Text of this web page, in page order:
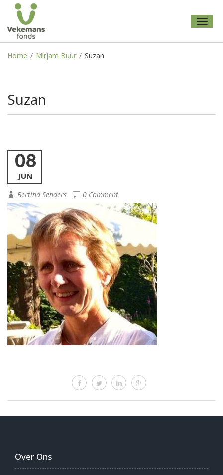
Home / Mirjam Buur / Suzan
Suzan
08
JUN
Bertina Senders 0 Comment
Over Ons